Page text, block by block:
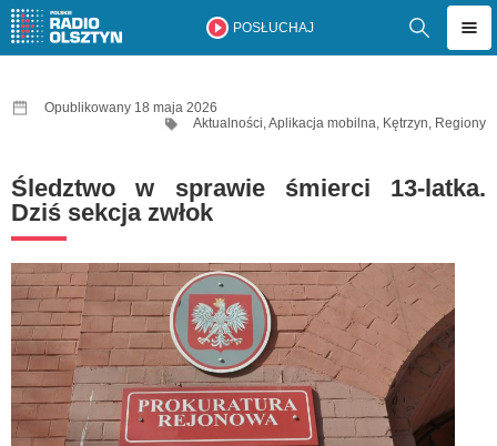
POSŁUCHAJ
Opublikowany 18 maja 2026
Aktualności,Aplikacja mobilna, Kętrzyn, Regiony
Śledztwo w sprawie śmierci 13-latka.
Dziś sekcja zwłok